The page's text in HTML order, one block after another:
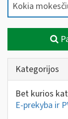
Kategorijos
Bet kurios
E-prekyba ir